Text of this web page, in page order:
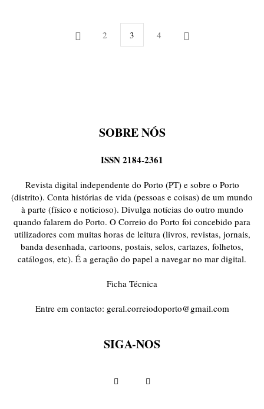
2 3 4
SOBRE NÓS
ISSN 2184-2361
Revista digital independente do Porto (PT) e sobre o Porto
(distrito). Conta histórias de vida (pessoas e coisas) de um mundo
à parte (físico e noticioso). Divulga notícias do outro mundo
quando falarem do Porto. O Correio do Porto foi concebido para
utilizadores com muitas horas de leitura (livros, revistas, jornais,
banda desenhada, cartoons, postais, selos, cartazes, folhetos,
catálogos, etc). É a geração do papel a navegar no mar digital.
Ficha Técnica
Entre em contacto: geral.correiodoporto@gmail.com
SIGA-NOS